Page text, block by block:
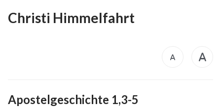
Christi Himmelfahrt
Apostelgeschichte 1,3-5